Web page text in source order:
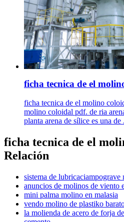
ficha tecnica de el
ficha tecnica de el molino
molino coloidal pdf. de ria
planta arena de sílice es una de
ficha tecnica de el
Relación
sistema de
anuncios de molinos de viento
mini palma molino en malasia
vendo molino de plastiko
la molienda de acero de forja